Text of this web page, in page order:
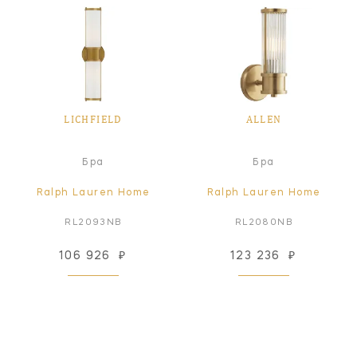
LICHFIELD
Бра
Ralph Lauren Home
RL2093NB
106 926 ₽
ALLEN
Бра
Ralph Lauren Home
RL2080NB
123 236 ₽